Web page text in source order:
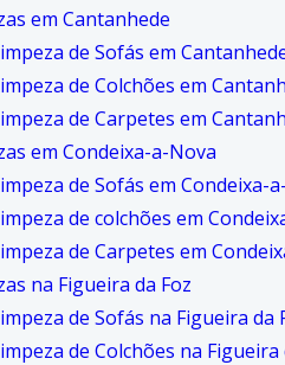
em Cantanhede
de Sofás em
de Colchões em
de Carpetes em
em Condeixa-a-Nova
de Sofás em Condeixa-
de colchões em
de Carpetes em
na Figueira da Foz
de Sofás na Figueira da
de Colchões na Figueira